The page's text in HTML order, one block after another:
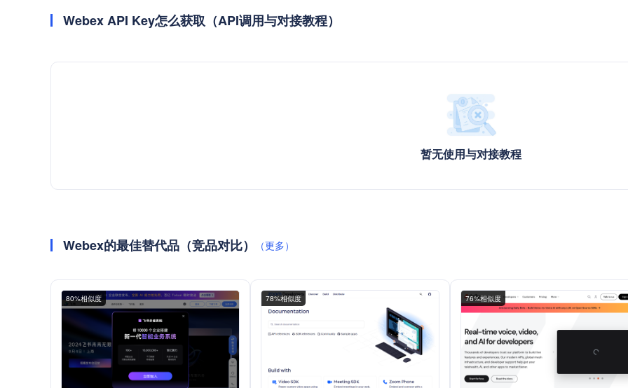
Webex API Key怎么获取（API调用与对接教程）
暂无使用与对接教程
Webex的最佳替代品（竞品对比） （更多）
80%相似度 78%相似度 76%相似度